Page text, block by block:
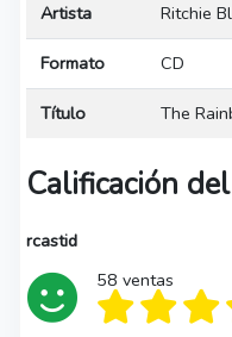
Artista Ritchie
Formato CD
Título The
Calificación
rcastid
58 ventas